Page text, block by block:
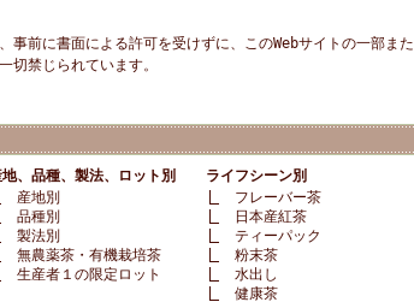
前に書面による許可を受けずに、このWebサイトの一部また
切禁じられています。
、品種、製法、ロット別
産地別
品種別
製法別
無農薬茶・有機栽培茶
生産者１の限定ロット
ライフシーン別
フレーバー茶
日本産紅茶
ティーパック
粉末茶
水出し
健康茶